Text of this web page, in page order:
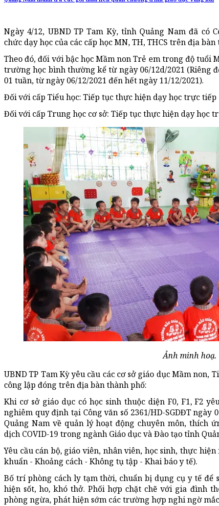
Ngày 4/12, UBND TP Tam Kỳ, tỉnh Quảng Nam đã có
chức dạy học của các cấp học MN, TH, THCS trên địa
Theo đó, đối với bậc học Mầm non Trẻ em trong độ tuổi
trường học bình thường kể từ ngày 06/12d/2021 (Riêng
01 tuần, từ ngày 06/12/2021 đến hết ngày 11/12/2021).
Đối với cấp Tiểu học: Tiếp tục thực hiện dạy học trực
Đối với cấp Trung học cơ sở: Tiếp tục thực hiện dạy học
Ảnh minh hoạ.
UBND TP Tam Kỳ yêu cầu các cơ sở giáo dục Mầm non,
công lập đóng trên địa bàn thành phố:
Khi cơ sở giáo dục có học sinh thuộc diện F0, F1, F2
nghiêm quy định tại Công văn số 2361/HD-SGDĐT ngày
Quảng Nam về quản lý hoạt động chuyên môn, thích
dịch COVID-19 trong ngành Giáo dục và Đào tạo tỉnh
Yêu cầu cán bộ, giáo viên, nhân viên, học sinh, thực
khuẩn - Khoảng cách - Không tụ tập - Khai báo y tế).
Bố trí phòng cách ly tạm thời, chuẩn bị dụng cụ y tế
hiện sốt, ho, khó thở. Phối hợp chặt chẽ với gia đình
phòng ngừa, phát hiện sớm các trường hợp nghi ngờ